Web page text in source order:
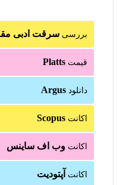
بررسیسرقت ادبی
قیمتPlatts
دانلودArgus
اکانتScopus
اکانتوب اف ساینس
اکانت آپتودیت